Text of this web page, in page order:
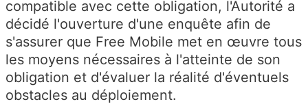
compatible avec cette obligation, l'Autorité a
décidé l'ouverture d'une enquête afin de
s'assurer que Free Mobile met en œuvre tous
les moyens nécessaires à l'atteinte de son
obligation et d'évaluer la réalité d'éventuels
obstacles au déploiement.